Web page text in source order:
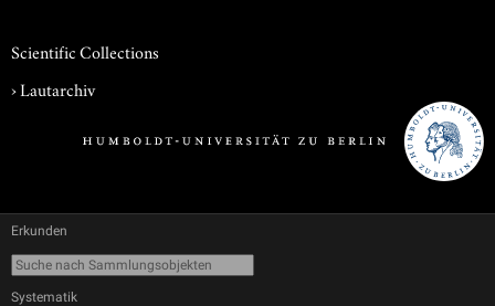
Scientific Collections
›Lautarchiv
Erkunden
Systematik